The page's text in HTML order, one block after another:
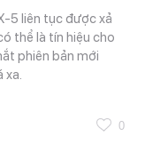
5 liên tục được xả
thể là tín hiệu cho
phiên bản mới
xa.
0